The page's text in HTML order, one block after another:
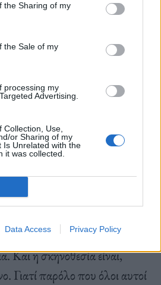
the Sharing of my
the Sale of my
processing my
Advertising.
Use,
or Sharing of my
Is Unrelated with the
it was collected.
Data Access Privacy Policy
διακεκομμένες γραμμές-
ματιών και φακοί επαφής
χρώμα των ματιών
στο μακιγιάζ. Μπορείτε να
μεθόδους της σε ένα πρώιμο
όπως θα λέγαμε, στο οποίο η
από ένα σπασικλάκι με
Σίντι, ίσως, ανάμεσα
Και η σκηνοθεσία είναι,
Γιατί παρόλο που όλοι αυτοί